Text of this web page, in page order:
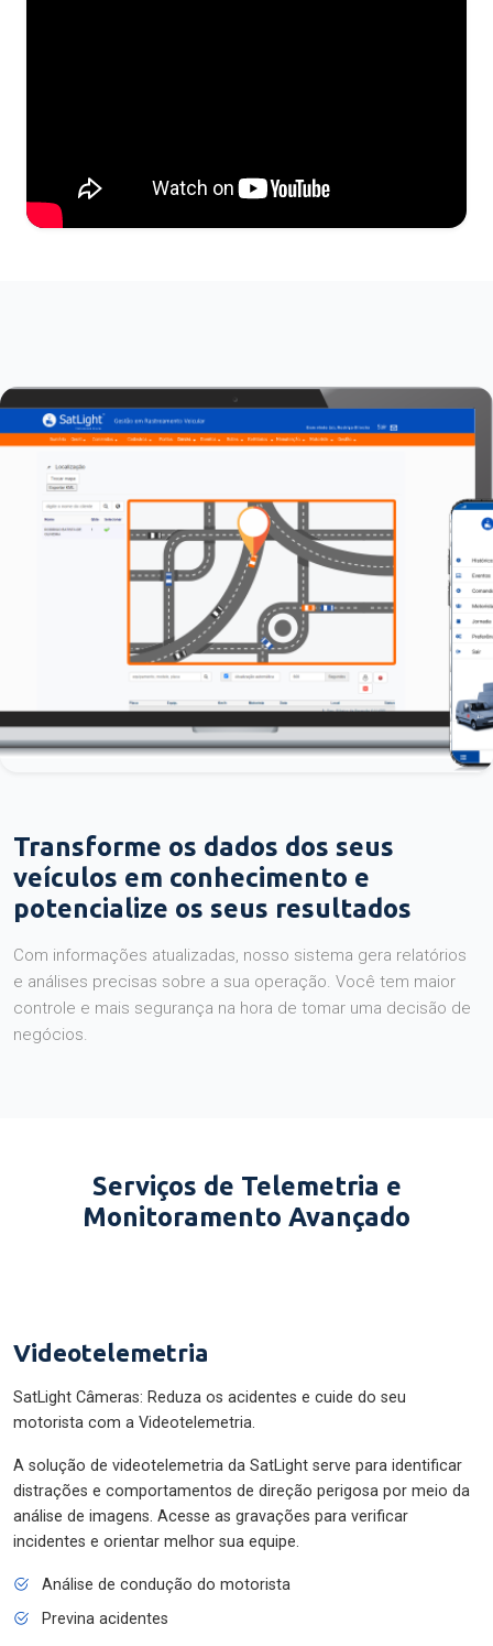
Transforme os dados dos seus
veículos em conhecimento e
potencialize os seus resultados
Com informações atualizadas, nosso sistema gera relatórios
e análises precisas sobre a sua operação. Você tem maior
controle e mais segurança na hora de tomar uma decisão de
negócios.
Serviços de Telemetria e
Monitoramento Avançado
Videotelemetria
SatLight Câmeras: Reduza os acidentes e cuide do seu
motorista com a Videotelemetria.
A solução de videotelemetria da SatLight serve para identificar
distrações e comportamentos de direção perigosa por meio da
análise de imagens. Acesse as gravações para verificar
incidentes e orientar melhor sua equipe.
Análise de condução do motorista
Previna acidentes